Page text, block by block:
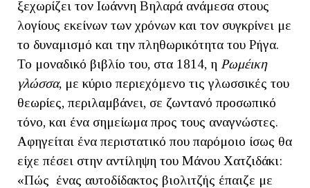
ξεχωρίζει τον Ιωάννη Βηλαρά ανάμεσα στους
λογίους εκείνων των χρόνων και τον συγκρίνει με
το δυναμισμό και την πληθωρικότητα του Ρήγα.
Το μοναδικό βιβλίο του, στα 1814, η Ρωμέικη
γλώσσα, με κύριο περιεχόμενο τις γλωσσικές του
θεωρίες, περιλαμβάνει, σε ζωντανό προσωπικό
τόνο, και ένα σημείωμα προς τους αναγνώστες.
Αφηγείται ένα περιστατικό που παρόμοιο ίσως θα
είχε πέσει στην αντίληψη του Μάνου Χατζιδάκι:
«Πώς ένας αυτοδίδακτος βιολιτζής έπαιζε με